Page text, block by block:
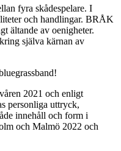
fyra skådespelare. I
och handlingar. BRÅK
ältande av oenigheter.
själva kärnan av
2021 och enligt
personliga uttryck,
innehåll och form i
och Malmö 2022 och